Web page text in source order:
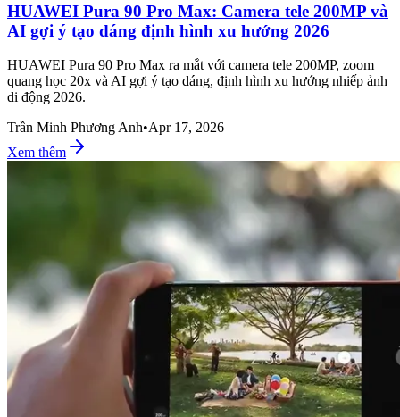
HUAWEI Pura 90 Pro Max: Camera tele 200MP và
AI gợi ý tạo dáng định hình xu hướng 2026
HUAWEI Pura 90 Pro Max ra mắt với camera tele 200MP, zoom
quang học 20x và AI gợi ý tạo dáng, định hình xu hướng nhiếp ảnh
di động 2026.
Trần Minh Phương Anh•Apr 17, 2026
Xem thêm